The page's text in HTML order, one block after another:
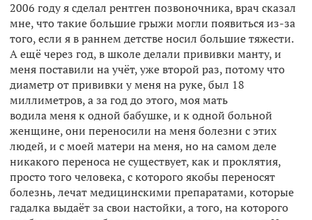
2006 году я сделал рентген позвоночника, врач сказал
мне, что такие большие грыжи могли появиться из-за
того, если я в раннем детстве носил большие тяжести.
А ещё через год, в школе делали прививки манту, и
меня поставили на учёт, уже второй раз, потому что
диаметр от прививки у меня на руке, был 18
миллиметров, а за год до этого, моя мать
водила меня к одной бабушке, и к одной больной
женщине, они переносили на меня болезни с этих
людей, и с моей матери на меня, но на самом деле
никакого переноса не существует, как и проклятия,
просто того человека, с которого якобы переносят
болезнь, лечат медицинскими препаратами, которые
гадалка выдаёт за свои настойки, а того, на которого